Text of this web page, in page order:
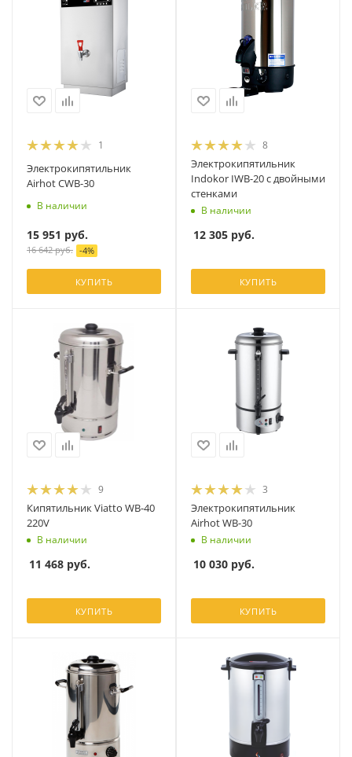
1
Электрокипятильник
Airhot CWB-30
В наличии
15 951 руб.
16 642руб. -4%
КУПИТЬ
8
Электрокипятильник
Indokor IWB-20 с двойными
стенками
В наличии
12 305 руб.
КУПИТЬ
9
Кипятильник Viatto WB-40
220V
В наличии
11 468 руб.
КУПИТЬ
3
Электрокипятильник
Airhot WB-30
В наличии
10 030 руб.
КУПИТЬ